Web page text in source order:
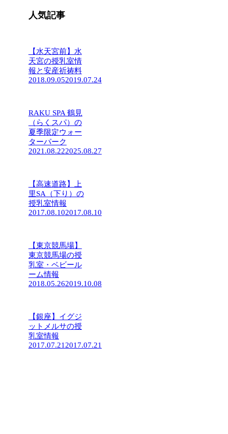
人気記事
【水天宮前】水
天宮の授乳室情
報と安産祈祷料
2018.09.052019.07.24
RAKU SPA 鶴見
（らくスパ）の
夏季限定ウォー
ターパーク
2021.08.222025.08.27
【高速道路】上
里SA（下り）の
授乳室情報
2017.08.102017.08.10
【東京競馬場】
東京競馬場の授
乳室・ベビール
ーム情報
2018.05.262019.10.08
【銀座】イグジ
ットメルサの授
乳室情報
2017.07.21 2017.07.21